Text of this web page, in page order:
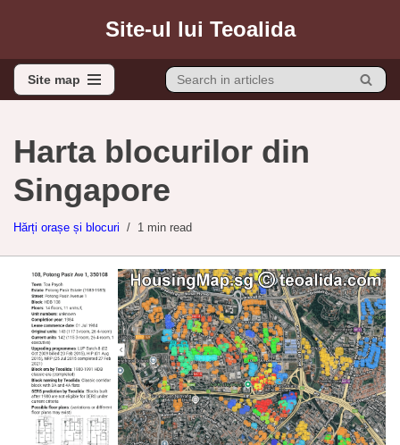
la
conținut
Site-ul lui Teoalida
Site map
Harta blocurilor din
Singapore
Hărți orașe și blocuri 1 min read